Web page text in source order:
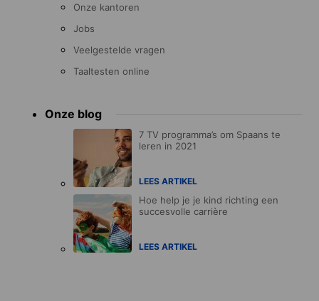
Onze kantoren
Jobs
Veelgestelde vragen
Taaltesten online
Onze blog
7 TV programma’s om Spaans te
leren in 2021
LEES ARTIKEL
Hoe help je je kind richting een
succesvolle carrière
LEES ARTIKEL